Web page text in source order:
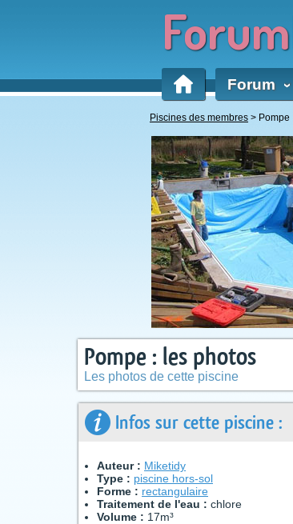
Forum
Forum ‹
Piscines des membres > Pompe
Pompe : les photos
Les photos de cette piscine
Infos sur cette piscine :
Auteur : Miketidy
Type : piscine hors-sol
Forme : rectangulaire
Traitement de l'eau : chlore
Volume : 17m³